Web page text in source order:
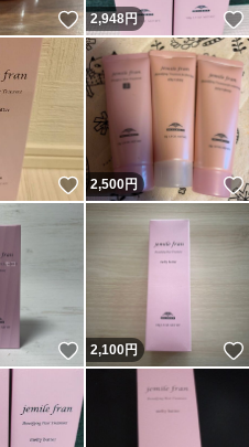
いいね！
2,948円
いいね！
2,500円
いいね！
2,100円